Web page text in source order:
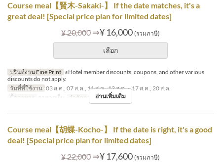
Course meal【賢木-Sakaki-】 If the date matches, it's a
great deal! [Special price plan for limited dates]
¥ 20,000 ⇒¥ 16,000 (รวมภาษี)
เลือก
ปรินท์งาน Fine Print ※Hotel member discounts, coupons, and other various
discounts do not apply.
วันที่ที่ใช้งาน 03 ส.ค., 07 ส.ค., 11 ส.ค., 13 ส.ค. ~ 17 ส.ค., 20 ส.ค.
มื้ออาหาร
อาหารเย็น จำกัดการสั่งซื้อ 2 ~ 8
อ่านเพิ่มเติม
Course meal【胡蝶-Kocho-】 If the date is right, it's a good
deal! [Special price plan for limited dates]
¥ 22,000 ⇒¥ 17,600 (รวมภาษี)